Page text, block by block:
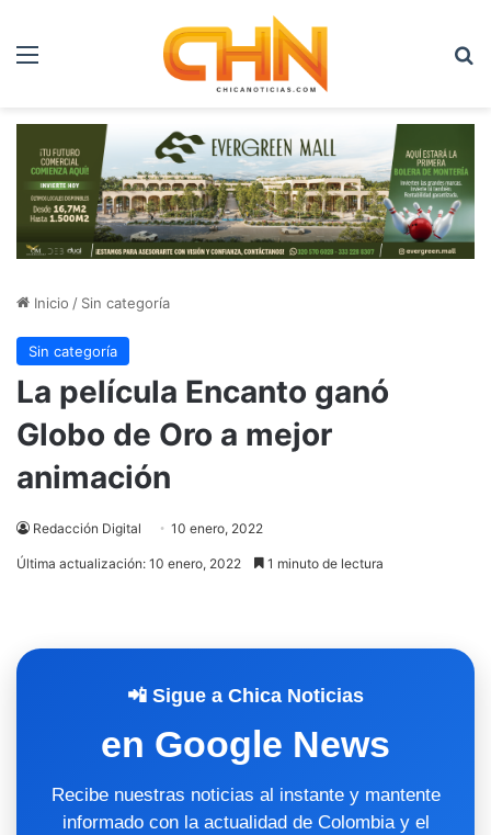
Menú
Inicio / Sin categoría
Sin categoría
La película Encanto ganó
Globo de Oro a mejor
animación
Redacción Digital 10 enero, 2022
Última actualización: 10 enero, 2022 1 minuto de lectura
📲 Sigue a Chica Noticias
en Google News
Recibe nuestras noticias al instante y mantente
informado con la actualidad de Colombia y el